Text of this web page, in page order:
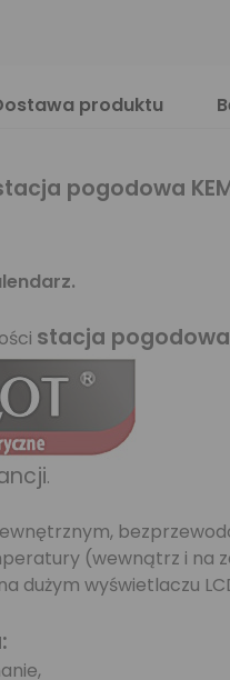
produktu
pogodowa
stacja pogodowa
.
(wewnątrz i na
dużym wyświetlaczu